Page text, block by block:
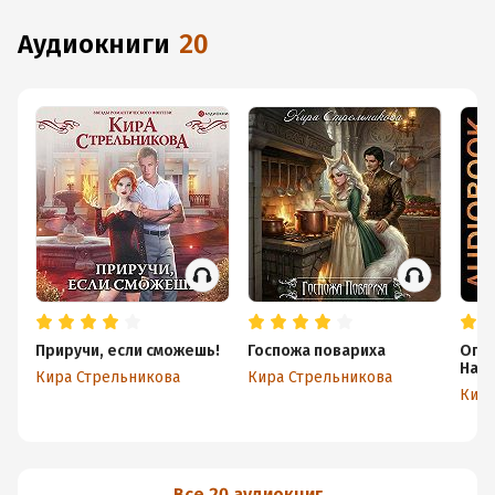
аудиокниги 20
Приручи, если сможешь!
Кира Стрельникова
Госпожа повариха
Кира Стрельникова